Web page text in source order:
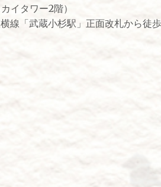
カイタワー2階）
線「武蔵小杉駅」正面改札から徒